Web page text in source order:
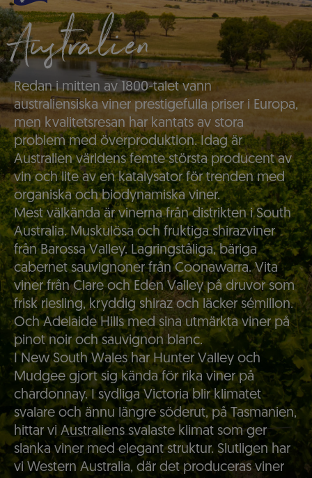
Australien
Redan i mitten av 1800-talet vann
australiensiska viner prestigefulla priser i Europa,
men kvalitetsresan har kantats av stora
problem med överproduktion. Idag är
Australien världens femte största producent av
vin och lite av en katalysator för trenden med
organiska och biodynamiska viner.
Mest välkända är vinerna från distrikten i South
Australia. Muskulösa och fruktiga shirazviner
från Barossa Valley. Lagringståliga, bäriga
cabernet sauvignoner från Coonawarra. Vita
viner från Clare och Eden Valley på druvor som
frisk riesling, kryddig shiraz och läcker sémillon.
Och Adelaide Hills med sina utmärkta viner på
pinot noir och sauvignon blanc.
I New South Wales har Hunter Valley och
Mudgee gjort sig kända för rika viner på
chardonnay. I sydliga Victoria blir klimatet
svalare och ännu längre söderut, på Tasmanien,
hittar vi Australiens svalaste klimat som ger
slanka viner med elegant struktur. Slutligen har
vi Western Australia, där det produceras viner